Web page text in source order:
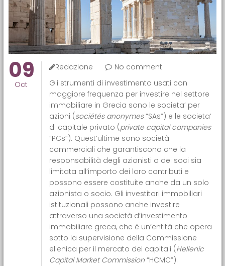
09
Oct
Redazione
No comment
Gli strumenti di investimento usati con
maggiore frequenza per investire nel settore
immobiliare in Grecia sono le societa’ per
azioni (sociétés anonymes“SAs”) e le societa’
di capitale privato (private capital companies
“PCs”). Quest’ultime sono società
commerciali che garantiscono che la
responsabilità degli azionisti o dei soci sia
limitata all’importo dei loro contributi e
possono essere costituite anche da un solo
azionista o socio. Gli investitori immobiliari
istituzionali possono anche investire
attraverso una società d’investimento
immobiliare greca, che è un’entità che opera
sotto la supervisione della Commissione
ellenica per il mercato dei capitali (Hellenic
Capital Market Commission“HCMC”).